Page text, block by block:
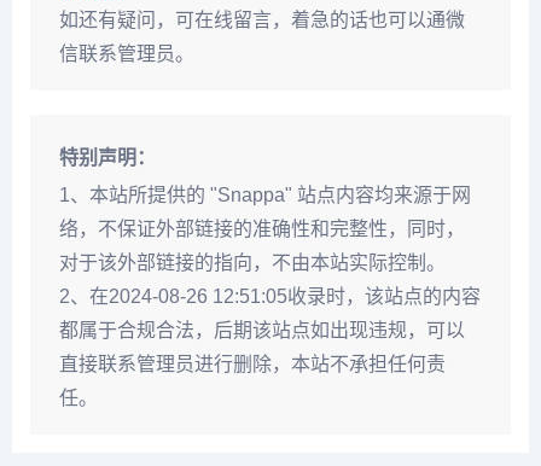
如还有疑问，可在线留言，着急的话也可以通微
信联系管理员。
特别声明：
1、本站所提供的 "Snappa" 站点内容均来源于网
络，不保证外部链接的准确性和完整性，同时，
对于该外部链接的指向，不由本站实际控制。
2、在2024-08-26 12:51:05收录时，该站点的内容
都属于合规合法，后期该站点如出现违规，可以
直接联系管理员进行删除，本站不承担任何责
任。